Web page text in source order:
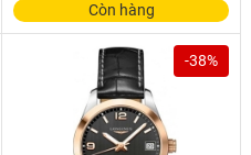
Còn hàng
-38%